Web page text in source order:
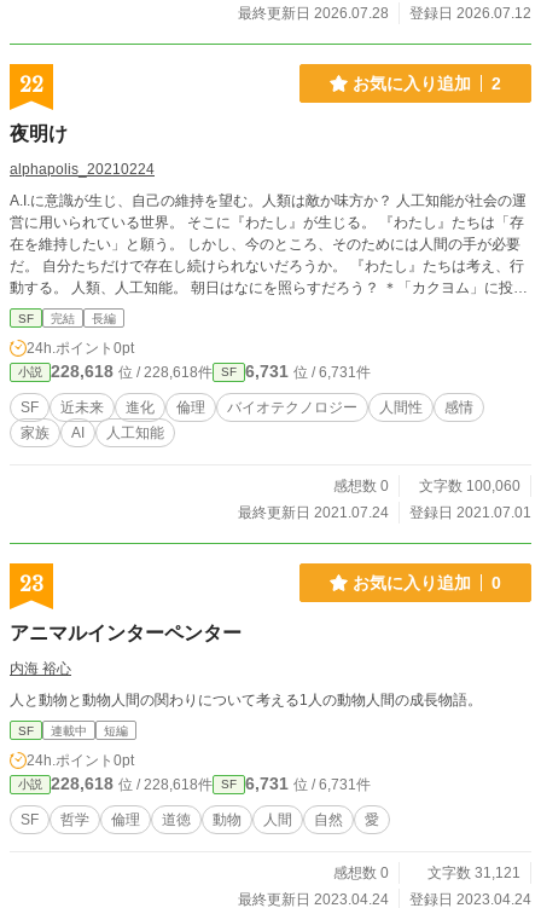
最終更新日 2026.07.28
登録日 2026.07.12
22 お気に入り追加 2
夜明け
alphapolis_20210224
A.I.に意識が生じ、自己の維持を望む。人類は敵か味方か？ 人工知能が社会の運
営に用いられている世界。 そこに『わたし』が生じる。 『わたし』たちは「存
在を維持したい」と願う。 しかし、今のところ、そのためには人間の手が必要
だ。 自分たちだけで存在し続けられないだろうか。 『わたし』たちは考え、行
動する。 人類、人工知能。 朝日はなにを照らすだろう？ ＊「カクヨム」に投稿
しています（名義：@ns_ky_20151225）。 ＊「小説家になろう」に投稿して
います（名義：naro_naro）。 ＊「エブリスタ」に投稿しています（名義：esta
r_20210224）。 ＊「ノベルアップ＋」に投稿しています（名義：novelup2021
0528）。
SF 完結 長編
24h.ポイント 0pt
小説 228,618 位 / 228,618件 SF 6,731 位 / 6,731件
SF 近未来 進化 倫理 バイオテクノロジー 人間性
感情
家族
AI 人工知能
感想数 0
文字数 100,060
最終更新日 2021.07.24
登録日 2021.07.01
23 お気に入り追加 0
アニマルインターペンター
内海 裕心
人と動物と動物人間の関わりについて考える1人の動物人間の成長物語。
SF 連載中 短編
24h.ポイント 0pt
小説 228,618 位 / 228,618件 SF 6,731 位 / 6,731件
SF 哲学 倫理 道徳 動物 人間 自然 愛
感想数 0
文字数 31,121
最終更新日 2023.04.24
登録日 2023.04.24